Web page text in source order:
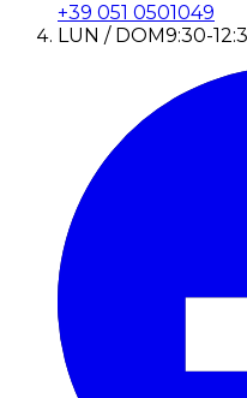
+39 051 0501049
LUN / DOM9:30-